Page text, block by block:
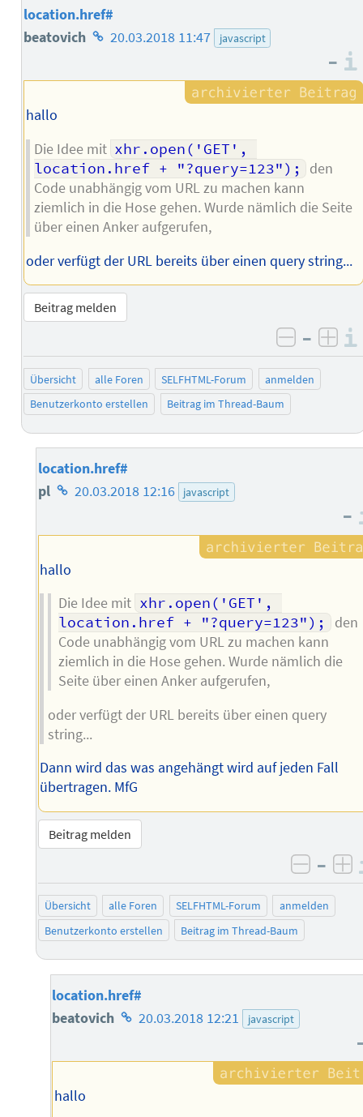
location.href#
beatovich Homepage
Autors
20.03.2018 11:47 javascript
–
hallo
Die Idee mit xhr.open('GET',
location.href + "?query=123");
den
Code unabhängig vom URL zu machen kann
ziemlich in die Hose gehen. Wurde nämlich die Seite
über einen Anker aufgerufen,
oder verfügt der URL bereits über einen query string...
Beitrag melden
negativ
–
Übersicht alle Foren SELFHTML-Forum
anmelden
Benutzerkonto erstellen
Beitrag im Thread-Baum
location.href#
pl Homepage
Autors
20.03.2018 12:16 javascript
–
hallo
Die Idee mit xhr.open('GET',
location.href + "?query=123");
den
Code unabhängig vom URL zu machen kann
ziemlich in die Hose gehen. Wurde nämlich die
Seite über einen Anker aufgerufen,
oder verfügt der URL bereits über einen query
string...
Dann wird das was angehängt wird auf jeden Fall
übertragen. MfG
Beitrag melden
–
Übersicht alle Foren SELFHTML-Forum
anmelden
Benutzerkonto erstellen
Beitrag im Thread-Baum
location.href#
beatovich Homepage
Autors
20.03.2018 12:21 javascript
hallo